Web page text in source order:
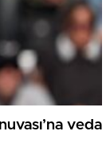
veda